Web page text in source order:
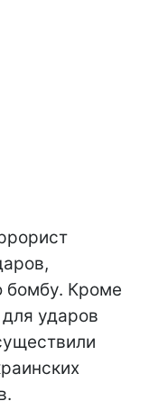
бомбу. Кроме
для ударов